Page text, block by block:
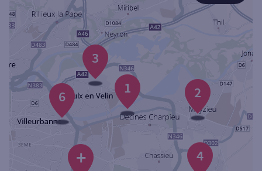
ou
Ville / Code postal
Rue
+
6
4
3
2
1